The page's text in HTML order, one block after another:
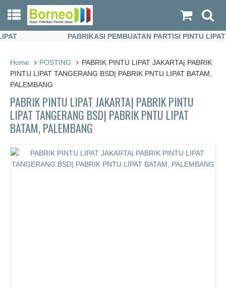
PABRIKASI PEMBUATAN PARTISI PINTU LIPAT
Home
POSTING
PABRIK PINTU LIPAT JAKARTA| PABRIK
PINTU LIPAT TANGERANG BSD| PABRIK PNTU LIPAT BATAM,
PALEMBANG
PABRIK PINTU LIPAT JAKARTA| PABRIK PINTU
LIPAT TANGERANG BSD| PABRIK PNTU LIPAT
BATAM, PALEMBANG